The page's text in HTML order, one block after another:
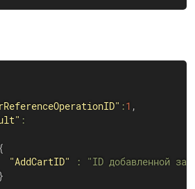
:1 ,
:
{
"AddCartID"
:
"ID добавленной
}